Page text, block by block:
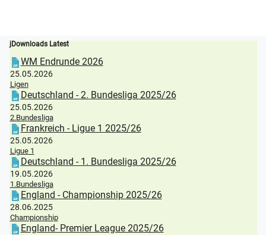
jDownloads Latest
WM Endrunde 2026
25.05.2026
Ligen
Deutschland - 2. Bundesliga 2025/26
25.05.2026
2.Bundesliga
Frankreich - Ligue 1 2025/26
25.05.2026
Ligue 1
Deutschland - 1. Bundesliga 2025/26
19.05.2026
1.Bundesliga
England - Championship 2025/26
28.06.2025
Championship
England- Premier League 2025/26